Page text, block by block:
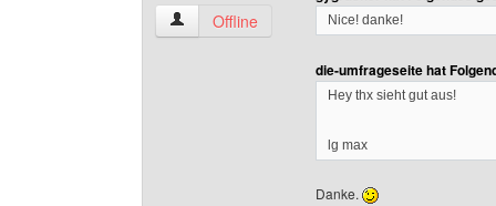
arealmelon Benutzer-Profile anzeigen
Offline Nice! danke!
die-umfrageseite hat
Hey thx sieht gut aus!
lg max
Danke.